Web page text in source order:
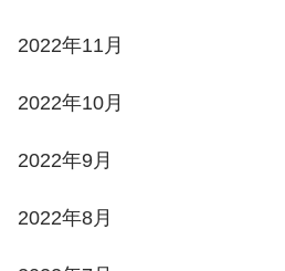
2022年11月
2022年10月
2022年9月
2022年8月